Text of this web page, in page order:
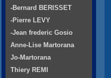
-Bernard BERISSET
-Pierre LEVY
-Jean frederic Gosio
Anne-Lise Martorana
Jo-Martorana
Thiery REMI